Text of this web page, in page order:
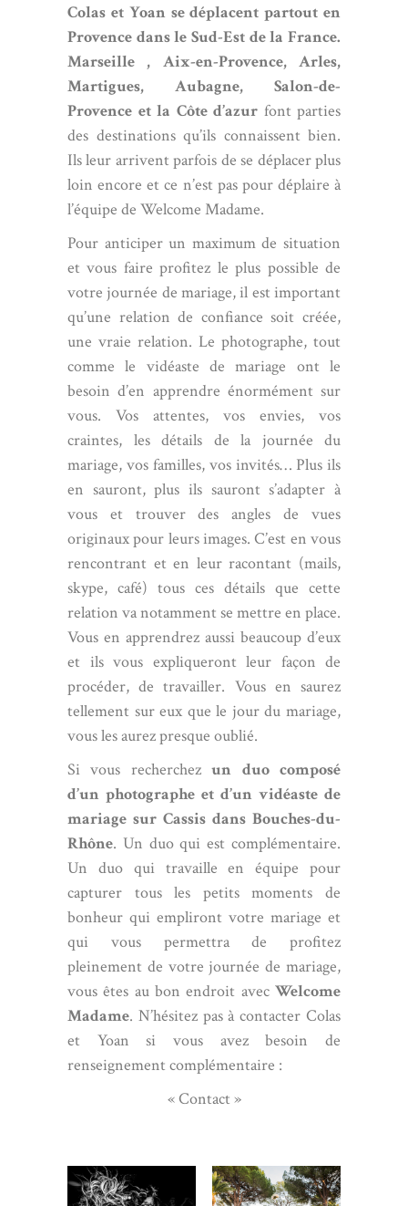
Colas et Yoan se déplacent partout en
Provence dans le Sud-Est de la France.
Marseille , Aix-en-Provence,Arles,
Martigues, Aubagne, Salon-de-
Provence et la Côte d’azur font parties
des destinations qu’ils connaissent bien.
Ils leur arrivent parfois de se déplacer plus
loin encore et ce n’est pas pour déplaire à
l’équipe de Welcome Madame.
Pour anticiper un maximum de situation
et vous faire profitez le plus possible de
votre journée de mariage, il est important
qu’une relation de confiance soit créée,
une vraie relation. Le photographe, tout
comme le vidéaste de mariage ont le
besoin d’en apprendre énormément sur
vous. Vos attentes, vos envies, vos
craintes, les détails de la journée du
mariage, vos familles, vos invités… Plus ils
en sauront, plus ils sauront s’adapter à
vous et trouver des angles de vues
originaux pour leurs images. C’est en vous
rencontrant et en leur racontant (mails,
skype, café) tous ces détails que cette
relation va notamment se mettre en place.
Vous en apprendrez aussi beaucoup d’eux
et ils vous expliqueront leur façon de
procéder, de travailler. Vous en saurez
tellement sur eux que le jour du mariage,
vous les aurez presque oublié.
Si vous recherchezun duo composé
d’un photographe et d’un vidéaste de
mariage sur Cassis dans Bouches-du-
Rhône. Un duo qui est complémentaire.
Un duo qui travaille en équipe pour
capturer tous les petits moments de
bonheur qui empliront votre mariage et
qui vous permettra de profitez
pleinement de votre journée de mariage,
vous êtes au bon endroit avec Welcome
Madame. N’hésitez pas àcontacter Colas
et Yoan si vous avez besoin de
renseignement complémentaire :
« Contact »